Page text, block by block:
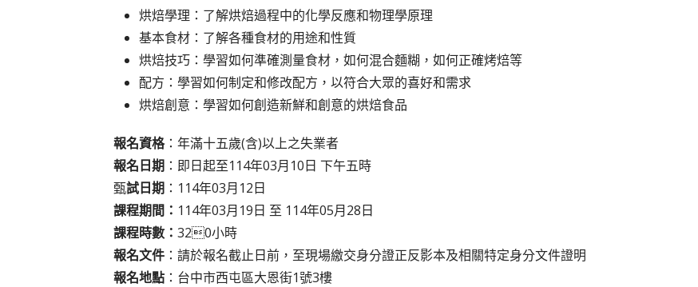
烘焙學理：了解烘焙過程中的化學反應和物理學原理
基本食材：了解各種食材的用途和性質
烘焙技巧：學習如何準確測量食材，如何混合麵糊，如何正確烤焙等
配方：學習如何制定和修改配方，以符合大眾的喜好和需求
烘焙創意：學習如何創造新鮮和創意的烘焙食品
報名資格：年滿十五歲(含)以上之失業者
報名日期 ：即日起至114年03月10日 下午五時
甄試日期 ：114年03月12日
課程期間： 114年03月19日 至 114年05月28日
課程時數： 320小時
報名文件 ：請於報名截止日前，至現場繳交身分證正反影本及相關特定身分文件證明
報名地點 ：台中市西屯區大恩街1號3樓